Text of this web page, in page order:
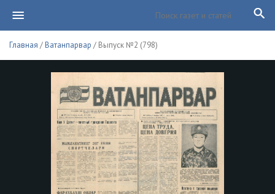
Главная /Ватанпарвар / Выпуск №2 (798)